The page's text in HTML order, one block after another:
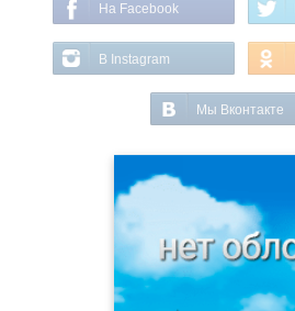
На Facebook
В Instagram
Мы Вконтакте